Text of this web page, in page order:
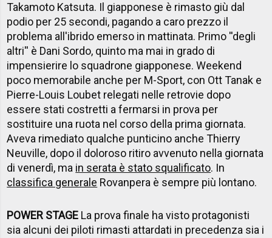
Takamoto Katsuta. Il giapponese è rimasto giù dal
podio per 25 secondi, pagando a caro prezzo il
problema all'ibrido emerso in mattinata. Primo ''degli
altri'' è Dani Sordo, quinto ma mai in grado di
impensierire lo squadrone giapponese. Weekend
poco memorabile anche per M-Sport, con Ott Tanak e
Pierre-Louis Loubet relegati nelle retrovie dopo
essere stati costretti a fermarsi in prova per
sostituire una ruota nel corso della prima giornata.
Aveva rimediato qualche punticino anche Thierry
Neuville, dopo il doloroso ritiro avvenuto nella giornata
di venerdì, ma in serata è stato squalificato. In
classifica generale Rovanpera è sempre più lontano.
POWER STAGE La prova finale ha visto protagonisti
sia alcuni dei piloti rimasti attardati in precedenza sia i